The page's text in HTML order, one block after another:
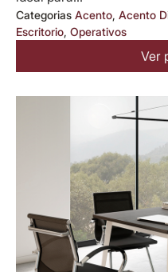
Categorias Acento, Acento
Escritorio, Operativos
Ver